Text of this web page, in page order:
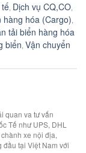
Dịch vụ CQ,CO
hàng hóa (Cargo)
tải biển hàng hóa
biển Vận chuyển
quan va tư vấn
Tế như UPS, DHL
xe nội địa,
đầu tại Việt Nam với